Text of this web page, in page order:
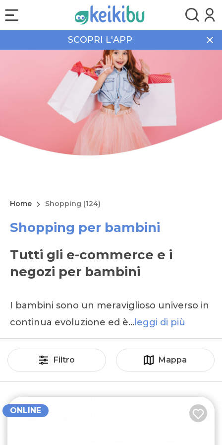
SCOPRI L'APP
Home Shopping (124)
Shopping per bambini
Tutti gli e-commerce e i
negozi per bambini
I bambini sono un meraviglioso universo in
continua evoluzione ed è… leggi di più
Filtro Mappa
ONLINE